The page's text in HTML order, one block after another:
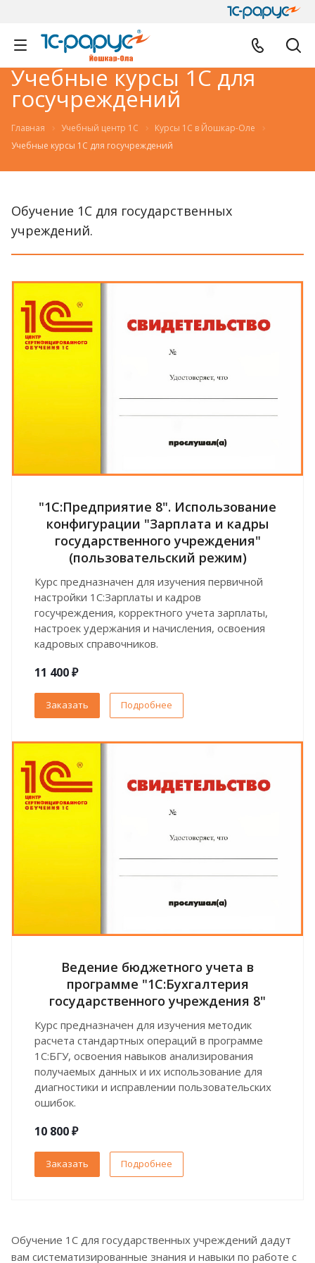
Учебные курсы 1С для
госучреждений
Главная Учебный центр 1С
Курсы 1С в Йошкар-Оле
Учебные курсы 1С для госучреждений
Обучение 1С для государственных
учреждений.
"1С:Предприятие 8". Использование
конфигурации "Зарплата и кадры
государственного учреждения"
(пользовательский режим)
Курс предназначен для изучения первичной
настройки 1С:Зарплаты и кадров
госучреждения, корректного учета зарплаты,
настроек удержания и начисления, освоения
кадровых справочников.
11 400 ₽
Заказать Подробнее
Ведение бюджетного учета в
программе "1С:Бухгалтерия
государственного учреждения 8"
Курс предназначен для изучения методик
расчета стандартных операций в программе
1С:БГУ, освоения навыков анализирования
получаемых данных и их использование для
диагностики и исправлении пользовательских
ошибок.
10 800 ₽
Заказать Подробнее
Обучение 1С для государственных учреждений дадут
вам систематизированные знания и навыки по работе с